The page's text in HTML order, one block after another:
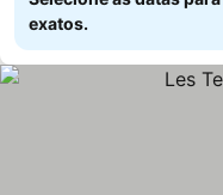
exatos.